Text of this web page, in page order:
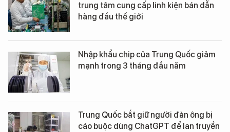
trung tâm cung cấp linh kiện bán dẫn
hàng đầu thế giới
Nhập khẩu chip của Trung Quốc giảm
mạnh trong 3 tháng đầu năm
Trung Quốc bắt giữ người đàn ông bị
cáo buộc dùng ChatGPT để lan truyền